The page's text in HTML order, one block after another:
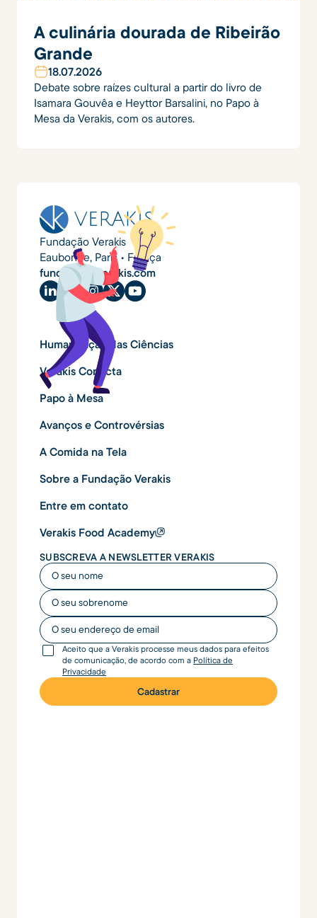
A culinária dourada de Ribeirão
Grande
18.07.2026
Debate sobre raízes cultural a partir do livro de
Isamara Gouvêa e Heyttor Barsalini, no Papo à
Mesa da Verakis, com os autores.
Fundação Verakis
Eaubonne, Paris • França
fundacao@verakis.com
Humanização das Ciências
Verakis Conecta
Papo à Mesa
Avanços e Controvérsias
A Comida na Tela
Sobre a Fundação Verakis
Entre em contato
Verakis Food Academy
SUBSCREVA A NEWSLETTER VERAKIS
O seu nome
O seu nome
O seu endereço de email
Aceito que a Verakis processe meus dados para efeitos
de comunicação, de acordo com a Política de
Privacidade